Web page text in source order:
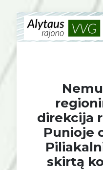
direkcija
Punioje
skirtą